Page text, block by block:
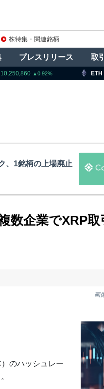
株特集・関連銘柄
プレスリリース 取
0.92
場廃止
数企業でXRP
画
のハッシュレー